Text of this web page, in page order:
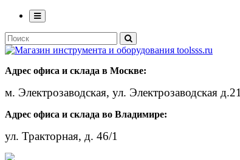
Адрес офиса и склада в Москве:
м. Электрозаводская, ул. Электрозаводская д.21
Адрес офиса и склада во Владимире:
ул. Тракторная, д. 46/1